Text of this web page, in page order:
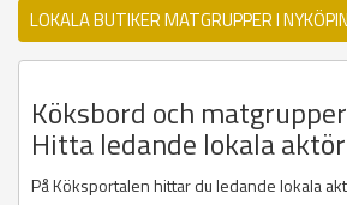
LOKALA BUTIKER MATGRUPPER I
Köksbord och
Hitta ledande lokala
På Köksportalen hittar du ledande lokala